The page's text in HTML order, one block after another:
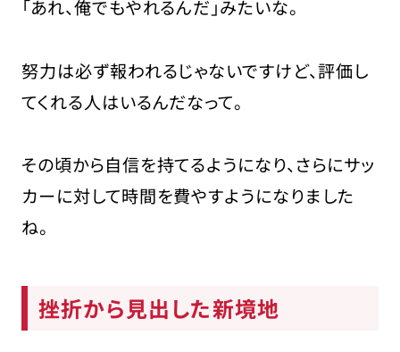
「あれ、俺でもやれるんだ」みたいな。
努力は必ず報われるじゃないですけど、評価し
てくれる人はいるんだなって。
その頃から自信を持てるようになり、さらにサッ
カーに対して時間を費やすようになりました
ね。
挫折から見出した新境地